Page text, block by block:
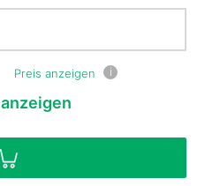
Preis anzeigen i
anzeigen